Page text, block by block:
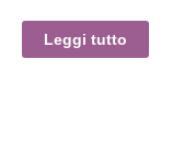
Leggi tutto